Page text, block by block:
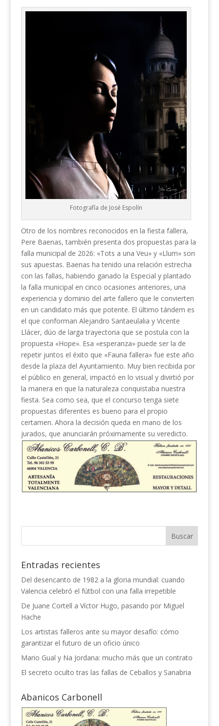
Fotografía de José Espolín
Otro de los nombres reconocidos en la fiesta fallera,
Pere Baenas, también presenta dos propuestas para la
falla municipal de 2026: «Tots a una Veu» y «Llum» son
sus apuestas. Baenas ha tenido una relación estrecha
con las fallas, habiendo ganado la Especial y plantado
la falla municipal en cinco ocasiones anteriores, una
experiencia y dominio del arte fallero que le convierten
en un candidato más que potente. El último tándem es
el que conforman Alejandro Santaeulalia y Vicente
Llácer, dúo de larga trayectoria que se postula con la
propuesta «Hope». Esa «esperanza» puede ser la de
repetir juntos el éxito que «Fauna fallera» fue este año
desde la plaza del Ayuntamiento. Muy bien recibida por
el público en general, impactó en lo visual y divirtió por
la manera en que la naturaleza conquistaba nuestra
fiesta. Sea como sea, que el concurso tenga siete
propuestas diferentes es bueno para el propio
certamen. Ahora la decisión queda en mano de los
jurados, que anunciarán próximamente su veredicto.
Entradas recientes
Del desencanto de 1982 a la gloria mundial: cuando
Valencia celebró el fútbol con una falla irrepetible
De Juane Cortell a Víctor Hugo, pasando por Miguel
Hache
Los artistas falleros ante su mayor desafío: cómo
garantizar el futuro de un oficio único
Mario Gual y Na Jordana: mucho más que un contrato
El secreto oculto tras las fallas de Ceballos y Sanabria
Abanicos Carbonell